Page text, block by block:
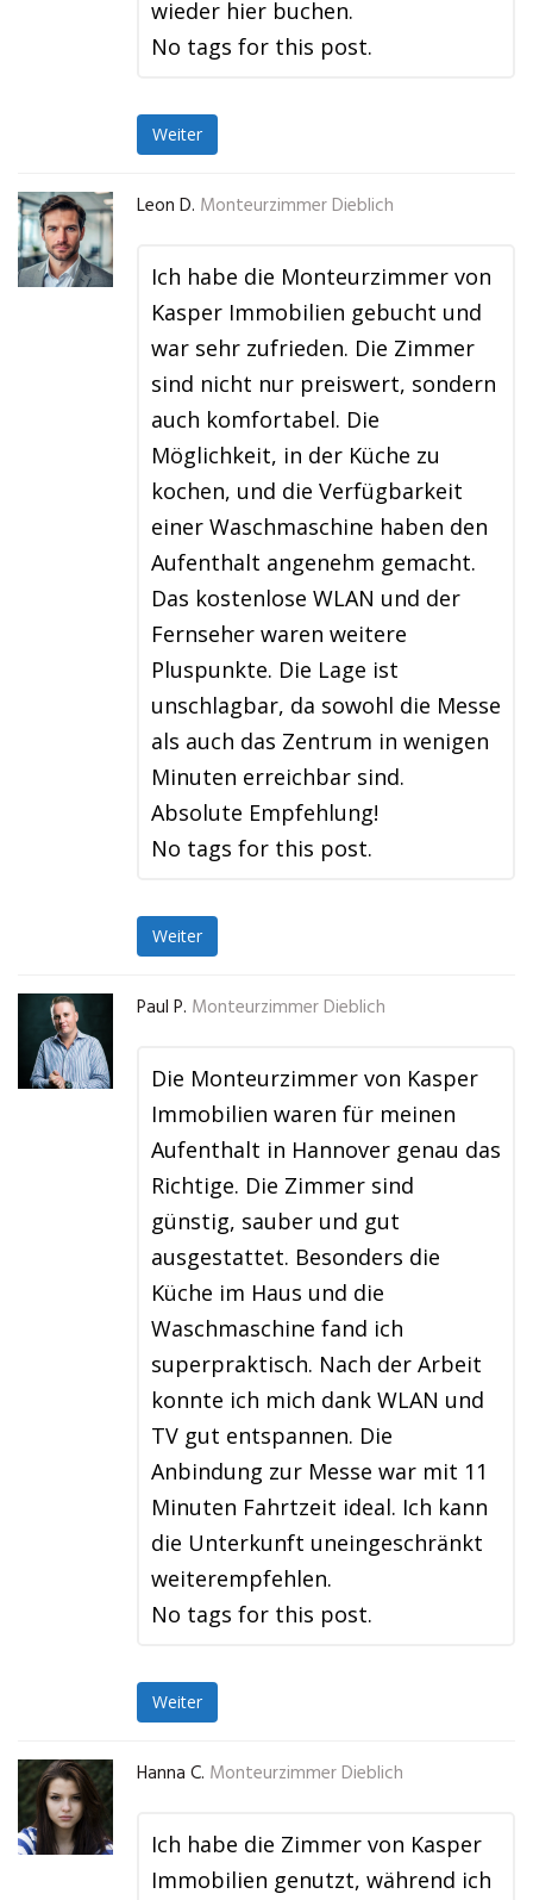
wieder hier buchen.
No tags for this post.
Weiter
Leon D. Monteurzimmer Dieblich
Ich habe die Monteurzimmer von
Kasper Immobilien gebucht und
war sehr zufrieden. Die Zimmer
sind nicht nur preiswert, sondern
auch komfortabel. Die
Möglichkeit, in der Küche zu
kochen, und die Verfügbarkeit
einer Waschmaschine haben den
Aufenthalt angenehm gemacht.
Das kostenlose WLAN und der
Fernseher waren weitere
Pluspunkte. Die Lage ist
unschlagbar, da sowohl die Messe
als auch das Zentrum in wenigen
Minuten erreichbar sind.
Absolute Empfehlung!
No tags for this post.
Weiter
Paul P. Monteurzimmer Dieblich
Die Monteurzimmer von Kasper
Immobilien waren für meinen
Aufenthalt in Hannover genau das
Richtige. Die Zimmer sind
günstig, sauber und gut
ausgestattet. Besonders die
Küche im Haus und die
Waschmaschine fand ich
superpraktisch. Nach der Arbeit
konnte ich mich dank WLAN und
TV gut entspannen. Die
Anbindung zur Messe war mit 11
Minuten Fahrtzeit ideal. Ich kann
die Unterkunft uneingeschränkt
weiterempfehlen.
No tags for this post.
Weiter
Hanna C. Monteurzimmer Dieblich
Ich habe die Zimmer von Kasper
Immobilien genutzt, während ich